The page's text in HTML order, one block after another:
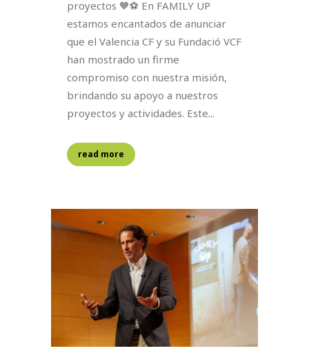
proyectos 🧡⚽ En FAMILY UP
estamos encantados de anunciar
que el Valencia CF y su Fundació VCF
han mostrado un firme
compromiso con nuestra misión,
brindando su apoyo a nuestros
proyectos y actividades. Este...
read more